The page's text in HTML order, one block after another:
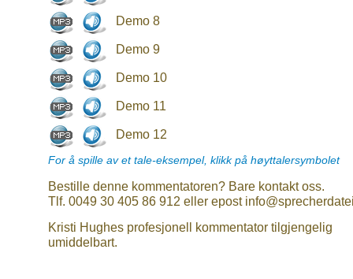
Demo 8
Demo 9
Demo 10
Demo 11
Demo 12
For å spille av et tale-eksempel, klikk på høyttalersymbolet
Bestille denne kommentatoren? Bare kontakt oss.
Tlf. 0049 30 405 86 912 eller epost
Kristi Hughes profesjonell kommentator tilgjengelig
umiddelbart.